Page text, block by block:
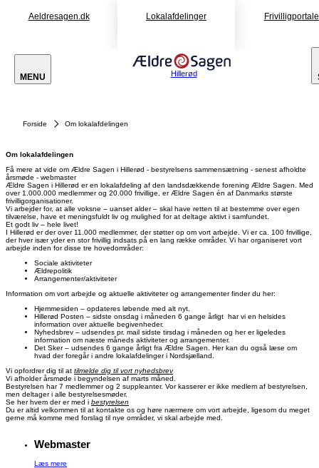
Aeldresagen.dk Lokalafdelinger
MENU Hillerød
Forside Om lokalafdelingen
Om lokalafdelingen
Få mere at vide om Ældre Sagen i Hillerød - bestyrelsens sammensætning - senest afholdte
årsmøde - webmaster
Ældre Sagen i Hillerød er en lokalafdeling af den landsdækkende forening Ældre Sagen. Med
over 1.000.000 medlemmer og 20.000 frivillige, er Ældre Sagen én af Danmarks største
frivilligorganisationer.
Vi arbejder for, at alle voksne – uanset alder – skal have retten til at bestemme over egen
tilværelse, have et meningsfuldt liv og mulighed for at deltage aktivt i samfundet.
Et godt liv – hele livet!
I Hillerød er der over 11.000 medlemmer, der støtter op om vort arbejde. Vi er ca. 100 frivillige,
der hver især yder en stor frivillig indsats på en lang række områder. Vi har organiseret vort
arbejde inden for disse tre hovedområder:
Sociale aktiviteter
Ældrepolitik
Arrangementer/aktiviteter
Information om vort arbejde og aktuelle aktiviteter og arrangementer finder du her:
Hjemmesiden – opdateres løbende med alt nyt.
Hillerød Posten – sidste onsdag i måneden 6 gange årligt har vi en helsides
information over aktuelle begivenheder.
Nyhedsbrev – udsendes pr. mail sidste tirsdag i måneden og her er ligeledes
information om næste måneds aktiviteter og arrangementer.
Det Sker – udsendes 6 gange årligt fra Ældre Sagen. Her kan du også læse om
hvad der foregår i andre lokalafdelinger i Nordsjælland.
Vi opfordrer dig til at tilmelde dig til vort nyhedsbrev
Vi afholder årsmøde i begyndelsen af marts måned.
Bestyrelsen har 7 medlemmer og 2 suppleanter. Vor kasserer er ikke medlem af bestyrelsen,
men deltager i alle bestyrelsesmøder.
Se her hvem der er med i bestyrelsen
Du er altid velkommen til at kontakte os og høre nærmere om vort arbejde, ligesom du meget
gerne må komme med forslag til nye områder, vi skal arbejde med.
Webmaster
Læs mere